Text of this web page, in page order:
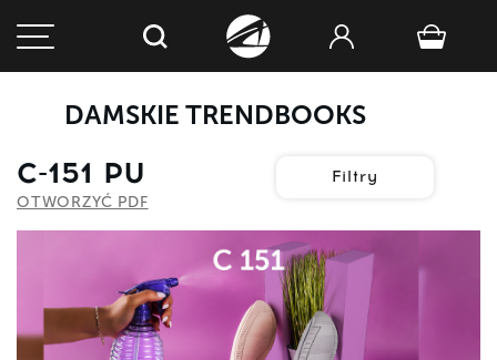
DAMSKIE TRENDBOOKS
Filtry
C-151 PU
OTWORZYĆ PDF